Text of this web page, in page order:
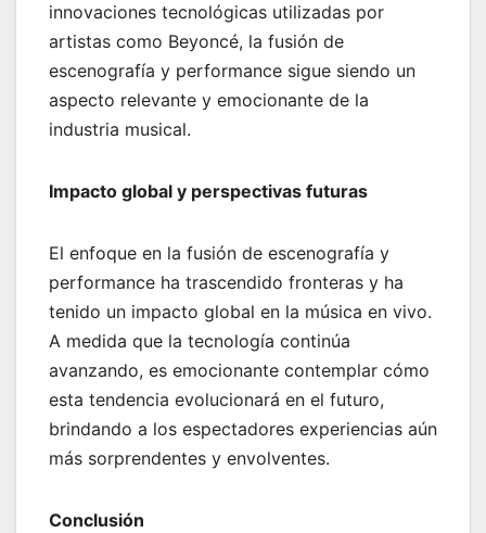
innovaciones tecnológicas utilizadas por
artistas como Beyoncé, la fusión de
escenografía y performance sigue siendo un
aspecto relevante y emocionante de la
industria musical.
Impacto global y perspectivas futuras
El enfoque en la fusión de escenografía y
performance ha trascendido fronteras y ha
tenido un impacto global en la música en vivo.
A medida que la tecnología continúa
avanzando, es emocionante contemplar cómo
esta tendencia evolucionará en el futuro,
brindando a los espectadores experiencias aún
más sorprendentes y envolventes.
Conclusión